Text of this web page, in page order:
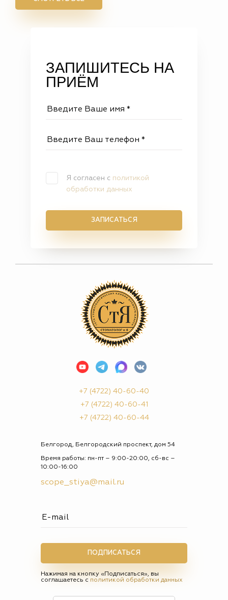
ЗАПИШИТЕСЬ НА
ПРИЁМ
Я согласен с политикой
обработки данных
ЗАПИСАТЬСЯ
+7 (4722) 40-60-40
+7 (4722) 40-60-41
+7 (4722) 40-60-44
Белгород, Белгородский проспект, дом 54
Время работы: пн-пт – 9:00-20:00, сб-вс –
10:00-16:00
scope_stiya@mail.ru
ПОДПИСАТЬСЯ
Нажимая на кнопку «Подписаться», вы
соглашаетесь с политикой обработки данных